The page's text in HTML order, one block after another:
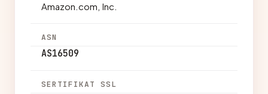
Amazon.com, Inc.
ASN
AS16509
SERTIFIKAT SSL